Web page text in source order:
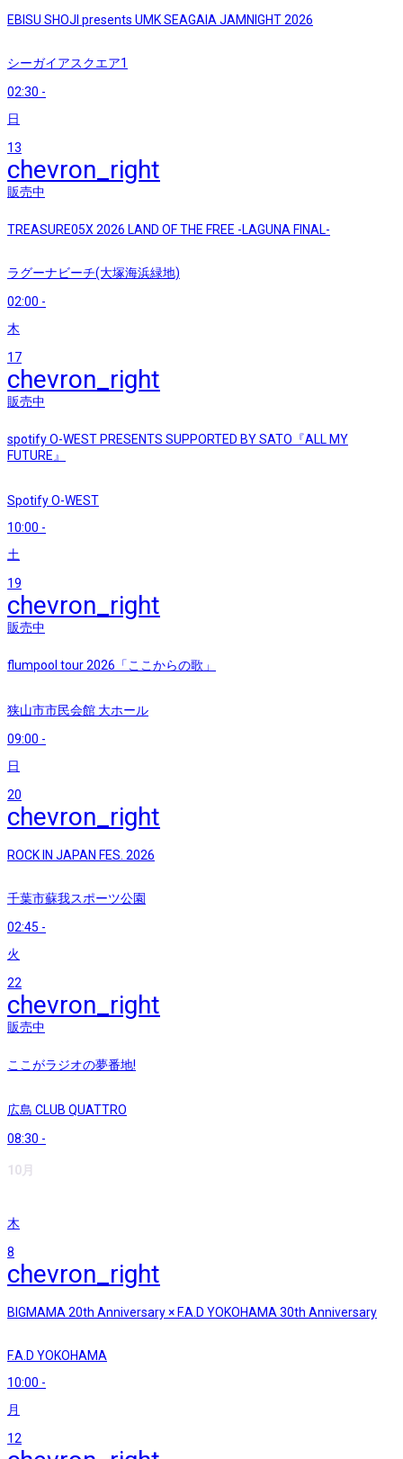
EBISU SHOJI presents UMK SEAGAIA JAMNIGHT 2026
シーガイアスクエア1
02:30 -
日
13
chevron_right
販売中
TREASURE05X 2026 LAND OF THE FREE -LAGUNA FINAL-
ラグーナビーチ(大塚海浜緑地)
02:00 -
木
17
chevron_right
販売中
spotify O-WEST PRESENTS SUPPORTED BY SATO『ALL MY
FUTURE』
Spotify O-WEST
10:00 -
土
19
chevron_right
販売中
flumpool tour 2026「ここからの歌」
狭山市市民会館 大ホール
09:00 -
日
20
chevron_right
ROCK IN JAPAN FES. 2026
千葉市蘇我スポーツ公園
02:45 -
火
22
chevron_right
販売中
ここがラジオの夢番地!
広島 CLUB QUATTRO
08:30 -
10月
木
8
chevron_right
BIGMAMA 20th Anniversary × F.A.D YOKOHAMA 30th Anniversary
F.A.D YOKOHAMA
10:00 -
月
12